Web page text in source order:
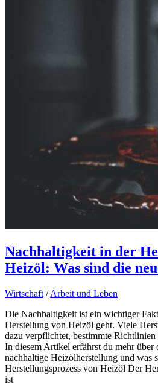
Nachhaltigkeit in der
Heizöl: Was sind die
Wirtschaft /Arbeit und Leben
Die Nachhaltigkeit ist ein wichtiger
Herstellung von Heizöl geht. Viele
dazu verpflichtet, bestimmte Richtlinien
In diesem Artikel erfährst du mehr
nachhaltige Heizölherstellung und was
Herstellungsprozess von Heizöl Der
ist